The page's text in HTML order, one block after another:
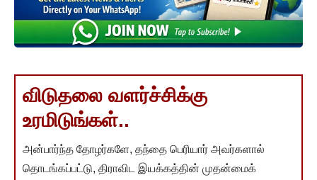
விடுதலை வளர்ச்சிக்கு
உரமிடுங்கள்..
அன்பார்ந்த தோழர்களே, தந்தை பெரியார் அவர்களால்
தொடங்கப்பட்டு, திராவிட இயக்கத்தின் முதன்மைக்